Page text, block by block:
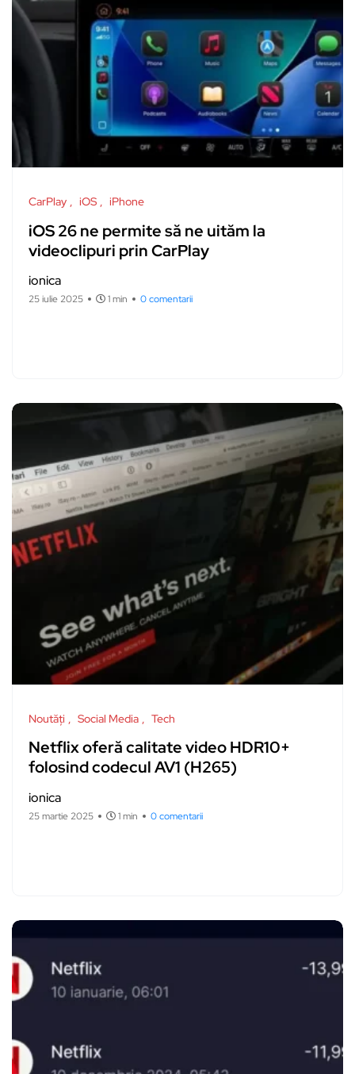
CarPlay iOS iPhone
iOS 26 ne permite să ne uităm la
videoclipuri prin CarPlay
ionica
25 iulie 2025 1 min 0 comentarii
Noutăți Social Media Tech
Netflix oferă calitate video HDR10+
folosind codecul AV1 (H265)
ionica
25 martie 2025 1 min 0 comentarii